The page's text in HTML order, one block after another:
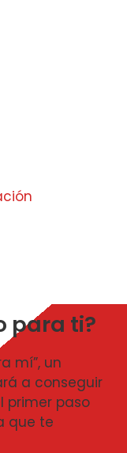
para ti?
mí”, un
a conseguir
primer paso
que te